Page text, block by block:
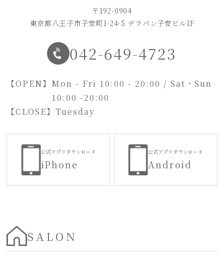
〒192-0904
東京都八王子市子安町1-24-5 デラパン子安ビル1F
042-649-4723
【OPEN】 Mon - Fri 10:00 - 20:00 / Sat・Sun
10:00 -20:00
【CLOSE】Tuesday
公式アプリダウンロード
iPhone
公式アプリダウンロード
Android
SALON